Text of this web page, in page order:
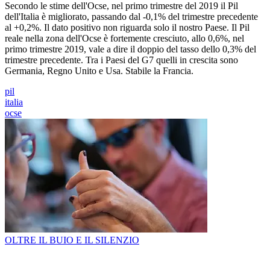
Secondo le stime dell'Ocse, nel primo trimestre del 2019 il Pil
dell'Italia è migliorato, passando dal -0,1% del trimestre precedente
al +0,2%. Il dato positivo non riguarda solo il nostro Paese. Il Pil
reale nella zona dell'Ocse è fortemente cresciuto, allo 0,6%, nel
primo trimestre 2019, vale a dire il doppio del tasso dello 0,3% del
trimestre precedente. Tra i Paesi del G7 quelli in crescita sono
Germania, Regno Unito e Usa. Stabile la Francia.
pil
italia
ocse
OLTRE IL BUIO E IL SILENZIO